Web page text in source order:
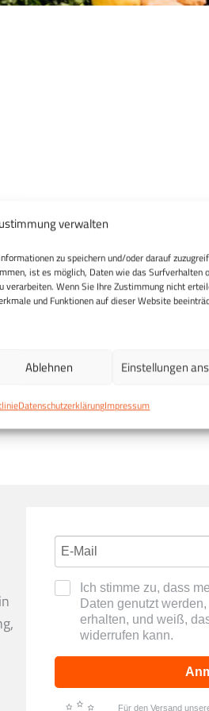
verwalten
zu speichern und/oder darauf
ist es möglich, Daten wie das Surfverhalten
verarbeiten. Wenn Sie Ihre Zustimmung nicht
und Funktionen auf dieser Website
Ablehnen Einstellungen
DatenschutzerklärungImpressum
Ich stimme zu, dass
Daten genutzt
erhalten, und weiß,
widerrufen kann.
Für den Versand